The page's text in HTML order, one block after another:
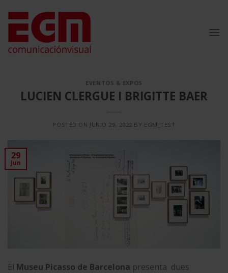
contenido
EVENTOS & EXPOS
LUCIEN CLERGUE I BRIGITTE BAER
POSTED ON JUNIO 29, 2022 BY EGM_TEST
29
Jun
El Museu Picasso de Barcelona presenta dues